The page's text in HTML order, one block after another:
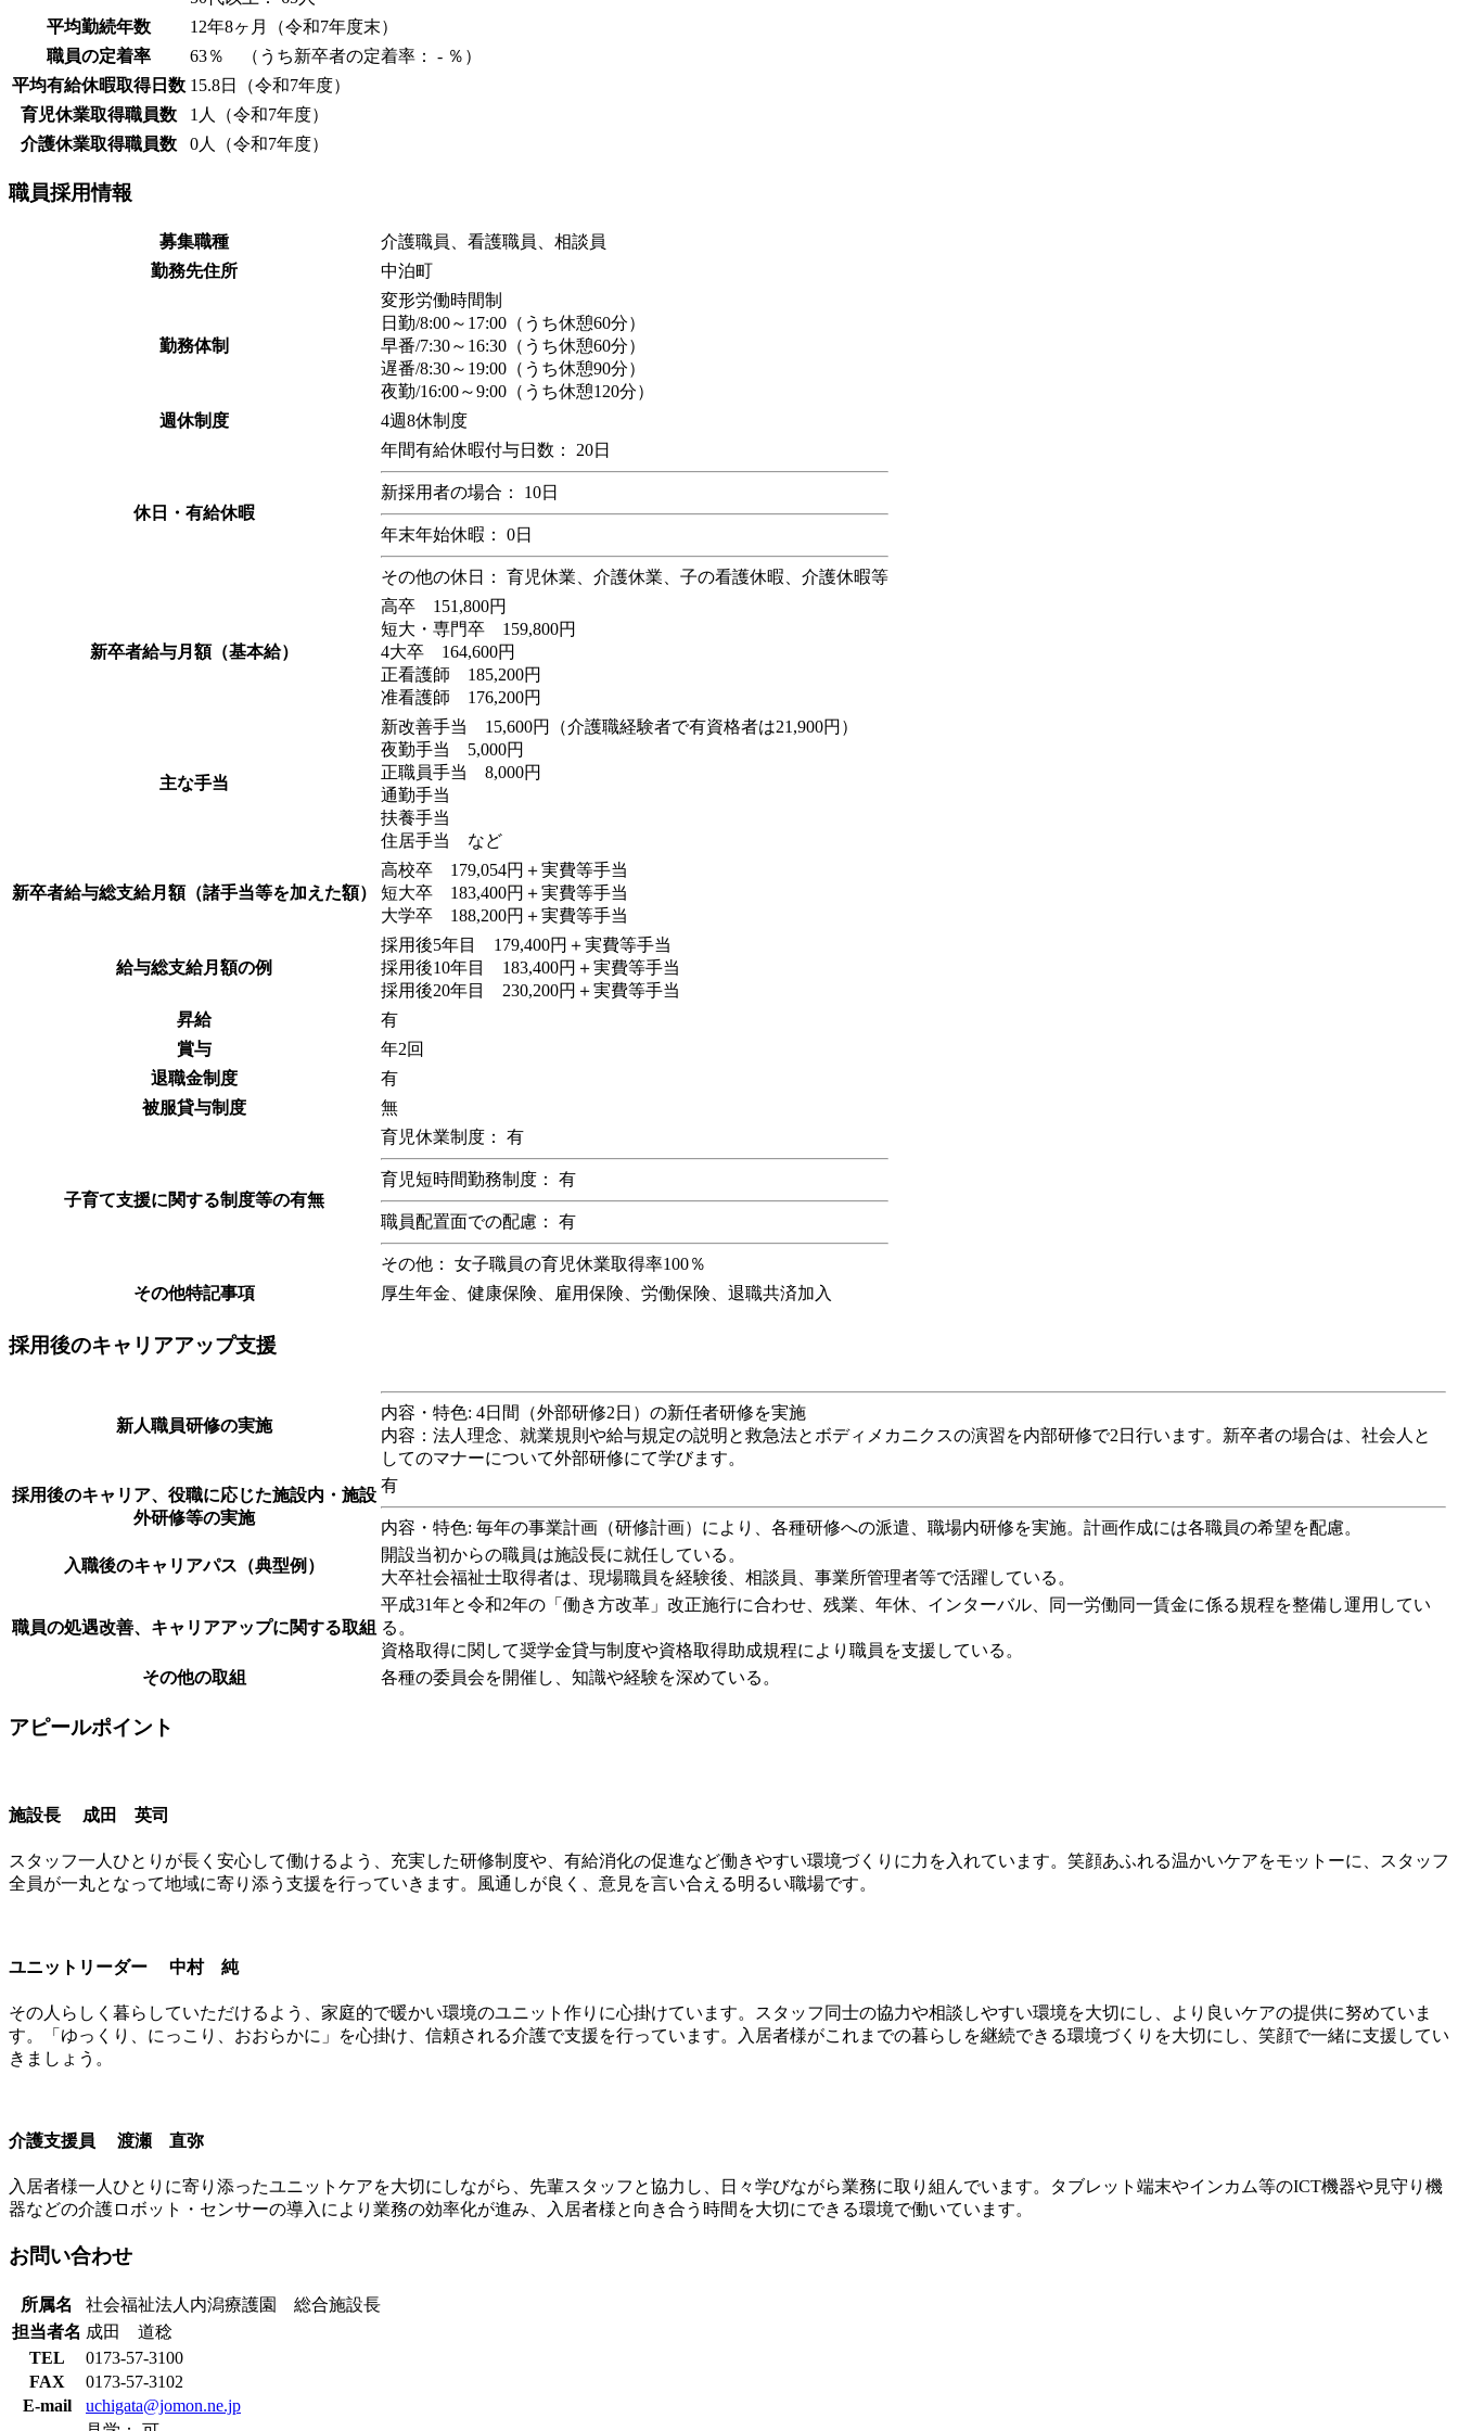
平均勤続年数
12年8ヶ月（令和7年度末）
職員の定着率
63％ （うち新卒者の定着率： - ％）
平均有給休暇取得日数 15.8日（令和7年度）
育児休業取得職員数
1人（令和7年度）
介護休業取得職員数
0人（令和7年度）
職員採用情報
募集職種
介護職員、看護職員、相談員
勤務先住所
中泊町
勤務体制
変形労働時間制
日勤/8:00～17:00（うち休憩60分）
早番/7:30～16:30（うち休憩60分）
遅番/8:30～19:00（うち休憩90分）
夜勤/16:00～9:00（うち休憩120分）
週休制度
4週8休制度
休日・有給休暇
年間有給休暇付与日数： 20日
新採用者の場合： 10日
年末年始休暇： 0日
その他の休日： 育児休業、介護休業、子の看護休暇、介護休暇等
新卒者給与月額（基本給）
高卒 151,800円
短大・専門卒 159,800円
4大卒 164,600円
正看護師 185,200円
准看護師 176,200円
主な手当
新改善手当 15,600円（介護職経験者で有資格者は21,900円）
夜勤手当 5,000円
正職員手当 8,000円
通勤手当
扶養手当
住居手当 など
新卒者給与総支給月額（諸手当等を加えた額）
高校卒 179,054円＋実費等手当
短大卒 183,400円＋実費等手当
大学卒 188,200円＋実費等手当
給与総支給月額の例
採用後5年目 179,400円＋実費等手当
採用後10年目 183,400円＋実費等手当
採用後20年目 230,200円＋実費等手当
昇給
有
賞与
年2回
退職金制度
有
被服貸与制度
無
子育て支援に関する制度等の有無
育児休業制度： 有
育児短時間勤務制度： 有
職員配置面での配慮： 有
その他： 女子職員の育児休業取得率100％
その他特記事項
厚生年金、健康保険、雇用保険、労働保険、退職共済加入
採用後のキャリアアップ支援
新人職員研修の実施
内容・特色: 4日間（外部研修2日）の新任者研修を実施
内容：法人理念、就業規則や給与規定の説明と救急法とボディメカニクスの演習を内部研修で2日行います。新卒者の場合は、社会人と
してのマナーについて外部研修にて学びます。
採用後のキャリア、役職に応じた施設内・施設
外研修等の実施
有
内容・特色: 毎年の事業計画（研修計画）により、各種研修への派遣、職場内研修を実施。計画作成には各職員の希望を配慮。
入職後のキャリアパス（典型例）
開設当初からの職員は施設長に就任している。
大卒社会福祉士取得者は、現場職員を経験後、相談員、事業所管理者等で活躍している。
職員の処遇改善、キャリアアップに関する取組
平成31年と令和2年の「働き方改革」改正施行に合わせ、残業、年休、インターバル、同一労働同一賃金に係る規程を整備し運用してい
る。
資格取得に関して奨学金貸与制度や資格取得助成規程により職員を支援している。
その他の取組
各種の委員会を開催し、知識や経験を深めている。
アピールポイント
施設長 成田 英司
スタッフ一人ひとりが長く安心して働けるよう、充実した研修制度や、有給消化の促進など働きやすい環境づくりに力を入れています。笑顔あふれる温かいケアをモットーに、スタッフ
全員が一丸となって地域に寄り添う支援を行っていきます。風通しが良く、意見を言い合える明るい職場です。
ユニットリーダー 中村 純
その人らしく暮らしていただけるよう、家庭的で暖かい環境のユニット作りに心掛けています。スタッフ同士の協力や相談しやすい環境を大切にし、より良いケアの提供に努めていま
す。「ゆっくり、にっこり、おおらかに」を心掛け、信頼される介護で支援を行っています。入居者様がこれまでの暮らしを継続できる環境づくりを大切にし、笑顔で一緒に支援してい
きましょう。
介護支援員 渡瀬 直弥
入居者様一人ひとりに寄り添ったユニットケアを大切にしながら、先輩スタッフと協力し、日々学びながら業務に取り組んでいます。タブレット端末やインカム等のICT機器や見守り機
器などの介護ロボット・センサーの導入により業務の効率化が進み、入居者様と向き合う時間を大切にできる環境で働いています。
お問い合わせ
所属名
社会福祉法人内潟療護園 総合施設長
担当者名 成田 道稔
TEL
0173-57-3100
FAX
0173-57-3102
E-mail
uchigata@jomon.ne.jp